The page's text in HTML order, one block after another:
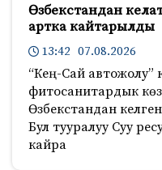
Өзбекстандан
артка кайтарылды
13:42 07.08.2026
“Кең-Сай автожолу”
фитосанитардык
Өзбекстандан
Бул тууралуу Суу
кайра